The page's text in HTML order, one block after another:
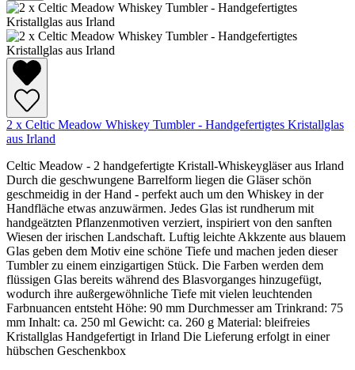
2 x Celtic Meadow Whiskey Tumbler - Handgefertigtes Kristallglas
aus Irland
Celtic Meadow - 2 handgefertigte Kristall-Whiskeygläser aus Irland
Durch die geschwungene Barrelform liegen die Gläser schön
geschmeidig in der Hand - perfekt auch um den Whiskey in der
Handfläche etwas anzuwärmen. Jedes Glas ist rundherum mit
handgeätzten Pflanzenmotiven verziert, inspiriert von den sanften
Wiesen der irischen Landschaft. Luftig leichte Akkzente aus blauem
Glas geben dem Motiv eine schöne Tiefe und machen jeden dieser
Tumbler zu einem einzigartigen Stück. Die Farben werden dem
flüssigen Glas bereits während des Blasvorganges hinzugefügt,
wodurch ihre außergewöhnliche Tiefe mit vielen leuchtenden
Farbnuancen entsteht Höhe: 90 mm Durchmesser am Trinkrand: 75
mm Inhalt: ca. 250 ml Gewicht: ca. 260 g Material: bleifreies
Kristallglas Handgefertigt in Irland Die Lieferung erfolgt in einer
hübschen Geschenkbox